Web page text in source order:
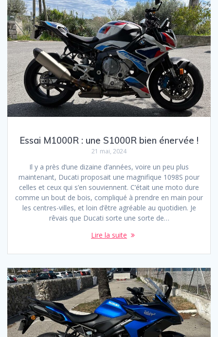
Essai M1000R : une S1000R bien énervée !
21 mai, 2024
Il y a près d’une dizaine d’années, voire un peu plus
maintenant, Ducati proposait une magnifique 1098S pour
celles et ceux qui s’en souviennent. C’était une moto dure
comme un bout de bois, compliqué à prendre en main pour
les centres-villes, et loin d’être agréable au quotidien. Je
rêvais que Ducati sorte une sorte de…
Lire la suite